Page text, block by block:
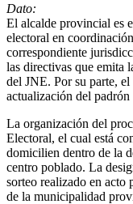
Dato:
El alcalde provincial es
electoral en
correspondiente
las directivas que emita
del JNE. Por su parte,
actualización del padrón
La organización del
Electoral, el cual está
domicilien dentro de la
centro poblado. La
sorteo realizado en acto
de la municipalidad